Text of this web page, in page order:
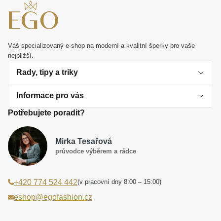
Váš specializovaný e-shop na moderní a kvalitní šperky pro vaše
nejbližší.
Rady, tipy a triky
O perlách
Jak vybrat perlový šperk
Dárková inspirace
Smaltované a korálkové šperky jako trend
Laboratorní diamanty jsou budoucnost
Jak správně pečovat o šperky
Informace pro vás
Obchodní podmínky
Reklamační řád
Poučení o právu na odstoupení od smlouvy
Potřebujete poradit?
Mirka Tesařová
průvodce výběrem a rádce
+420 774 524 442(v pracovní dny 8:00 – 15:00)
eshop@egofashion.cz